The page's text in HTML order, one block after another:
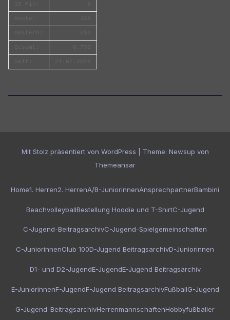
Mit Stolz präsentiert von WordPress Theme: Newsup von
Themeansar
Home1. Herren2. HerrenA/B-JuniorinnenAnsprechpartnerBambini
BeachvolleyballBestellung Hoodie und T-ShirtC-Jugend
C-Jugend-BeitragsarchivC-Jugend-Spielgemeinschaften
C-JuniorinnenClub 100D-Jugend BeitragsarchivD-Juniorinnen
D1- und D2-JugendE-JugendE-Jugend Beitragsarchiv
E-JuniorinnenF-JugendF-Jugend BeitragsarchivFußballG-Jugend
G-Jugend-BeitragsarchivHerrenmannschaftenHobbyfußballer